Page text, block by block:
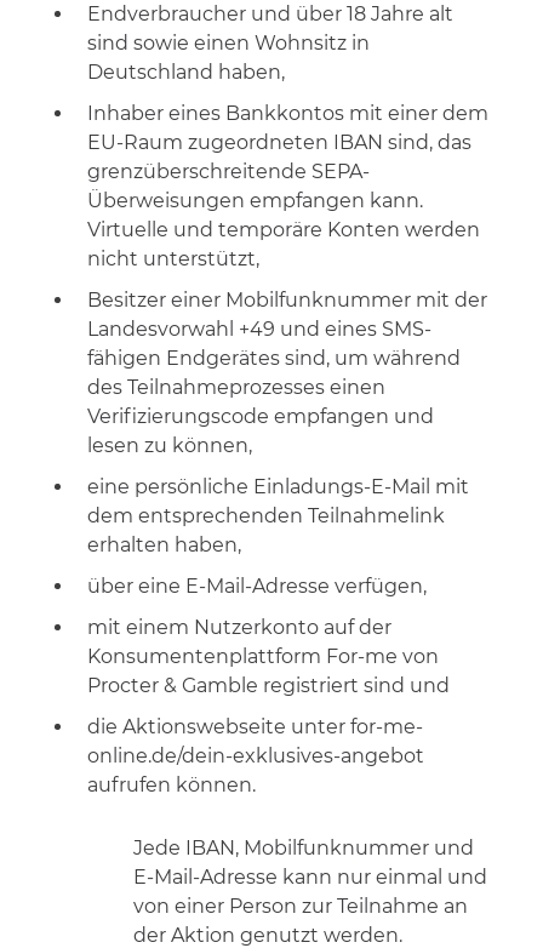
Endverbraucher und über 18 Jahre alt
sind sowie einen Wohnsitz in
Deutschland haben,
Inhaber eines Bankkontos mit einer dem
EU-Raum zugeordneten IBAN sind, das
grenzüberschreitende SEPA-
Überweisungen empfangen kann.
Virtuelle und temporäre Konten werden
nicht unterstützt,
Besitzer einer Mobilfunknummer mit der
Landesvorwahl +49 und eines SMS-
fähigen Endgerätes sind, um während
des Teilnahmeprozesses einen
Verifizierungscode empfangen und
lesen zu können,
eine persönliche Einladungs-E-Mail mit
dem entsprechenden Teilnahmelink
erhalten haben,
über eine E-Mail-Adresse verfügen,
mit einem Nutzerkonto auf der
Konsumentenplattform For-me von
Procter & Gamble registriert sind und
die Aktionswebseite unter for-me-
online.de/dein-exklusives-angebot
aufrufen können.
Jede IBAN, Mobilfunknummer und
E-Mail-Adresse kann nur einmal und
von einer Person zur Teilnahme an
der Aktion genutzt werden.